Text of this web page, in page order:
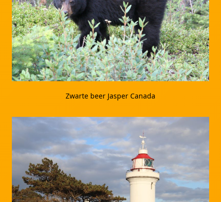
Zwarte beer Jasper Canada